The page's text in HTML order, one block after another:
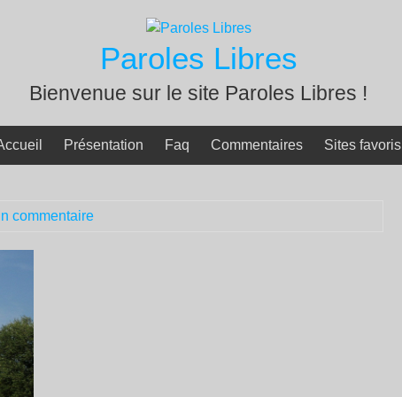
Paroles Libres
Bienvenue sur le site Paroles Libres !
Présentation Faq Commentaires Sites favoris
commentaire